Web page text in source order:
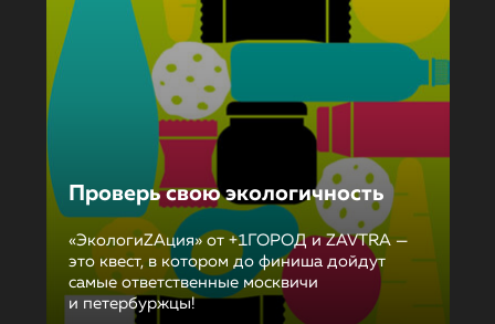
Проверь свою экологичность
«ЭкологиZAция» от +1ГОРОД и ZAVTRA —
это квест, в котором до финиша дойдут
самые ответственные москвичи
и петербуржцы!